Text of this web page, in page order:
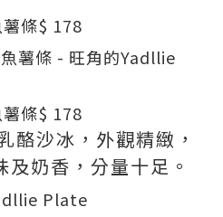
條$ 178
條$ 178
酪沙冰，外觀精緻，
奶香，分量十足。